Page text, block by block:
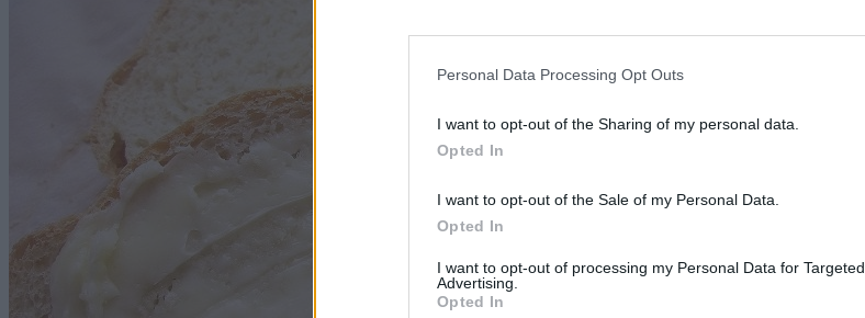
Personal Data Processing Opt Outs
I want to opt-out of the Sharing of my personal data.
Opted In
I want to opt-out of the Sale of my Personal Data.
Opted In
I want to opt-out of processing my Personal Data for Targeted
Advertising.
Opted In